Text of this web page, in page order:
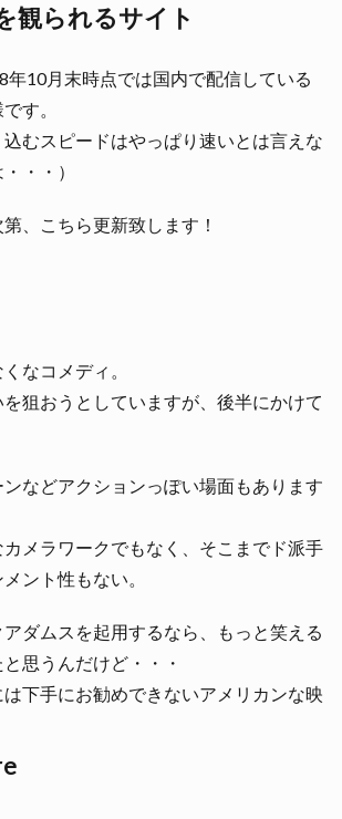
観られるサイト
年10月末時点では国内で配信している
す。
込むスピードはやっぱり速いとは言えな
・・）
、こちら更新致します！
なコメディ。
狙おうとしていますが、後半にかけて
などアクションっぽい場面もあります
メラワークでもなく、そこまでド派手
ント性もない。
ダムスを起用するなら、もっと笑える
思うんだけど・・・
下手にお勧めできないアメリカンな映